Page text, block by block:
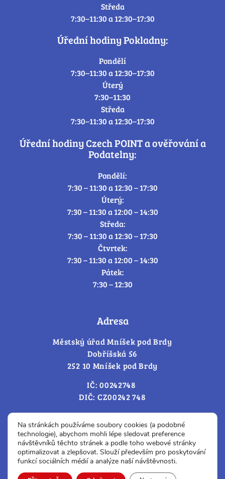
Středa
7:30–11:30 a 12:30–17:30
Úřední hodiny Pokladny:
Pondělí
7:30–11:30 a 12:30–17:30
Úterý
7:30–11:30
Středa
7:30–11:30 a 12:30–17:30
Úřední hodiny Czech POINT a ověřování a
Podatelny:
Pondělí:
7:30 – 11:30 a 12:30 – 17:30
Úterý:
7:30 – 11:30 a 12:00 – 14:30
Středa:
7:30 – 11:30 a 12:30 – 17:30
Čtvrtek:
7:30 – 11:30 a 12:00 – 14:30
Pátek:
7:30 – 12:30
Adresa
Městský úřad Mníšek pod Brdy
Dobříšská 56
252 10 Mníšek pod Brdy
IČ: 00242748
DIČ: CZ00242 748
Cookies – změna souhlasu
Prohlášení o přístupnosti
Na stránkách používáme soubory cookies (a podobné
technologie), abychom mohli lépe sledovat preference
návštěvníků těchto stránek a podle toho webové stránky
optimalizovat a zlepšovat. Slouží především pro poskytování
funkcí sociálních médií a analýze naší návštěvnosti.